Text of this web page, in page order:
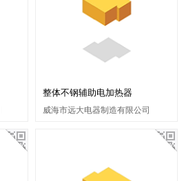
整体不钢辅助电加热器
威海市远大电器制造有限公司